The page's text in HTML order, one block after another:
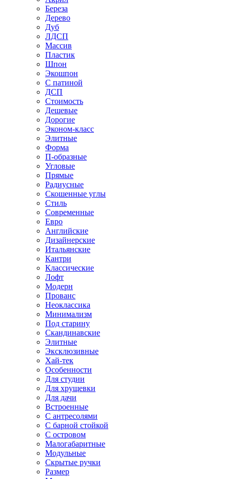
Береза
Дерево
Дуб
ЛДСП
Массив
Пластик
Шпон
Экошпон
С патиной
ДСП
Стоимость
Дешевые
Дорогие
Эконом-класс
Элитные
Форма
П-образные
Угловые
Прямые
Радиусные
Скошенные углы
Стиль
Современные
Евро
Английские
Дизайнерские
Итальянские
Кантри
Классические
Лофт
Модерн
Прованс
Неоклассика
Минимализм
Под старину
Скандинавские
Элитные
Эксклюзивные
Хай-тек
Особенности
Для студии
Для хрущевки
Для дачи
Встроенные
С антресолями
С барной стойкой
С островом
Малогабаритные
Модульные
Скрытые ручки
Размер